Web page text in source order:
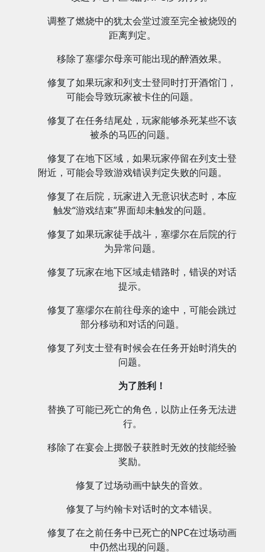
调整了燃烧中的犹太会堂过渡至完全被烧毁的
距离判定。
移除了塞缪尔母亲可能出现的醉酒效果。
修复了如果玩家和列支士登同时打开酒馆门，
可能会导致玩家被卡住的问题。
修复了在任务结尾处，玩家能够杀死某些不该
被杀的马匹的问题。
修复了在地下区域，如果玩家停留在列支士登
附近，可能会导致游戏错误判定失败的问题。
修复了在后院，玩家进入无意识状态时，本应
触发“游戏结束”界面却未触发的问题。
修复了如果玩家徒手战斗，塞缪尔在后院的行
为异常问题。
修复了玩家在地下区域走错路时，错误的对话
提示。
修复了塞缪尔在前往母亲的途中，可能会跳过
部分移动和对话的问题。
修复了列支士登有时候会在任务开始时消失的
问题。
为了胜利！
替换了可能已死亡的角色，以防止任务无法进
行。
移除了在宴会上掷骰子获胜时无效的技能经验
奖励。
修复了过场动画中缺失的音效。
修复了与约翰卡对话时的文本错误。
修复了在之前任务中已死亡的NPC在过场动画
中仍然出现的问题。